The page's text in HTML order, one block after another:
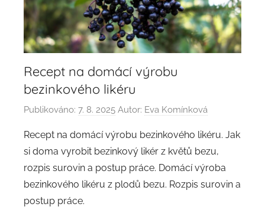
Recept na domácí výrobu
bezinkového likéru
Publikováno: 7. 8. 2025 Autor: Eva Komínková
Recept na domácí výrobu bezinkového likéru. Jak
si doma vyrobit bezinkový likér z květů bezu,
rozpis surovin a postup práce. Domácí výroba
bezinkového likéru z plodů bezu. Rozpis surovin a
postup práce.